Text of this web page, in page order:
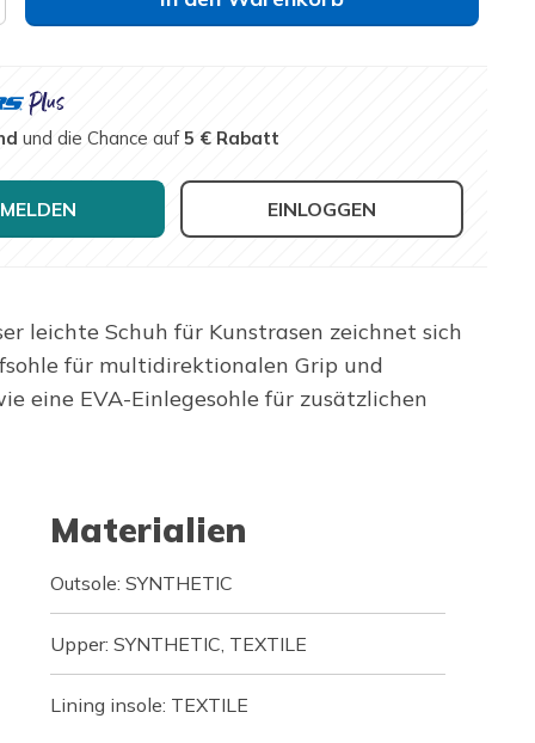
und die Chance auf5 € Rabatt
EINLOGGEN
leichte Schuh für Kunstrasen zeichnet sich
für multidirektionalen Grip und
eine EVA-Einlegesohle für zusätzlichen
Materialien
Outsole: SYNTHETIC
Upper: SYNTHETIC, TEXTILE
Lining insole: TEXTILE